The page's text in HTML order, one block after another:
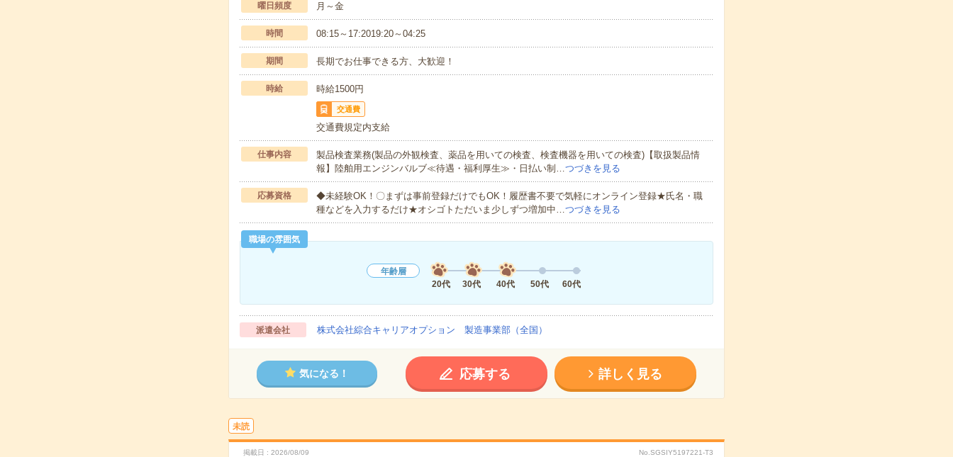
曜日頻度 月～金
時間 08:15～17:2019:20～04:25
期間 長期でお仕事できる方、大歓迎！
時給 時給1500円
交通費
交通費規定内支給
仕事内容
製品検査業務(製品の外観検査、薬品を用いての検査、検査機器を用いての検査)【取扱製品情
報】陸舶用エンジンバルブ≪待遇・福利厚生≫・日払い制…つづきを見る
応募資格
◆未経験OK！〇まずは事前登録だけでもOK！履歴書不要で気軽にオンライン登録★氏名・職
種などを入力するだけ★オシゴトただいま少しずつ増加中…つづきを見る
職場の雰囲気
年齢層
20代
30代 40代 50代 60代
派遣会社 株式会社綜合キャリアオプション 製造事業部（全国）
気になる！ 応募する 詳しく見る
未読
掲載日 2026/08/09 No.SGSIY5197221-T3